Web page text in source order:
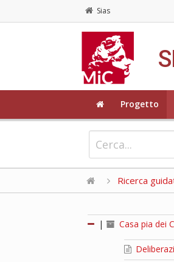
Sias
Progetto
Ricerca
| Casa pia dei